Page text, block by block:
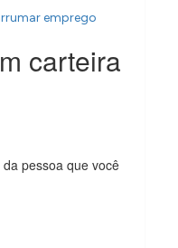
emprego
carteira
pessoa que você